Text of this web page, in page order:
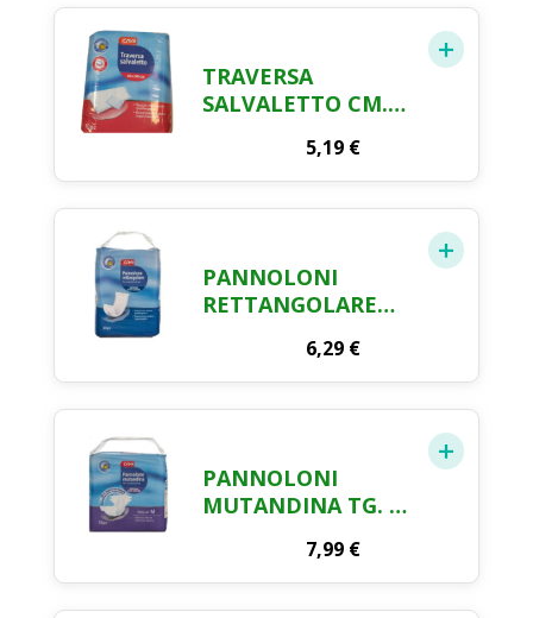
TRAVERSA
SALVALETTO CM.
5,19 €
PANNOLONI
RETTANGOLARE
6,29 €
PANNOLONI
MUTANDINA TG. M
7,99 €